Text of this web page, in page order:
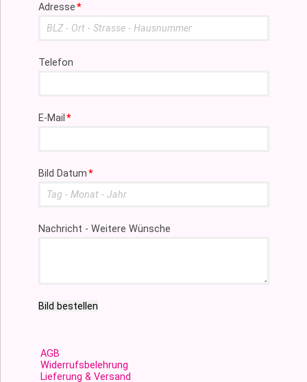
Pflichtfeld
Adresse*
Telefon
Pflichtfeld
E-Mail*
Pflichtfeld
Bild Datum*
Nachricht - Weitere Wünsche
Bild bestellen
AGB
Widerrufsbelehrung
Lieferung & Versand